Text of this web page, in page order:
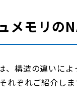
メモリの
、構造の違いに
れぞれご紹介しま